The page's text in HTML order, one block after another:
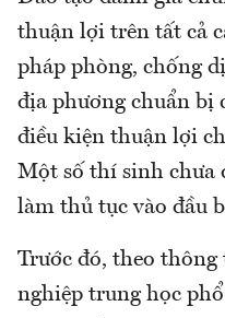
thuận lợi trên tất cả
pháp phòng, chống
địa phương chuẩn bị
điều kiện thuận lợi
Một số thí sinh chưa
làm thủ tục vào đầu
Trước đó, theo
nghiệp trung học